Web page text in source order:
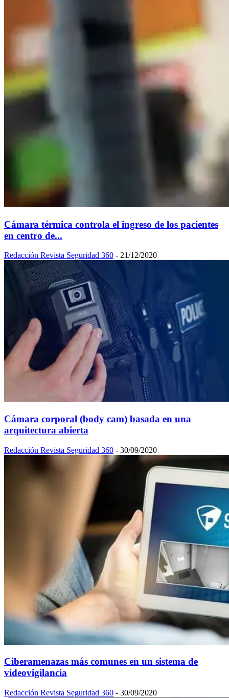
Cámara térmica controla el ingreso de los pacientes
en centro de...
Redacción Revista Seguridad 360 - 21/12/2020
Cámara corporal (body cam) basada en una
arquitectura abierta
Redacción Revista Seguridad 360 - 30/09/2020
Ciberamenazas más comunes en un sistema de
videovigilancia
Redacción Revista Seguridad 360 - 30/09/2020